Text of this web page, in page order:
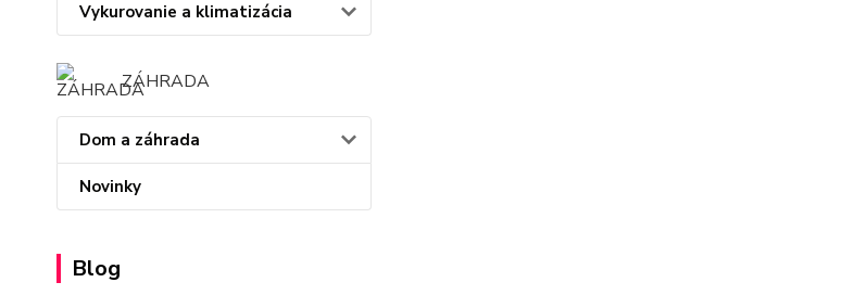
Vykurovanie a klimatizácia
ZÁHRADA
Dom a záhrada
Novinky
Blog